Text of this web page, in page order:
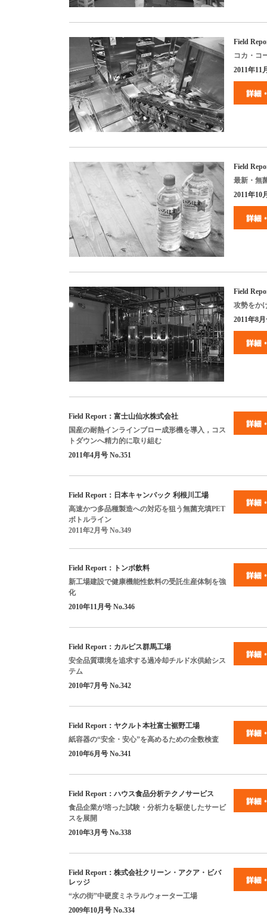
Field
コカ・コ
2011年11
Field
最新・無
2011年10
Field
攻勢をか
2011年8月
Field Report ：富士山仙水株式会社
国産の耐熱インラインブロー成形機を導入，コス
トダウンへ精力的に取り組む
2011年4月号 No.351
Field Report ：日本キャンパック 利根川工場
高速かつ多品種製造への対応を狙う無菌充填PET
ボトルライン
2011年2月号 No.349
Field Report ：トンボ飲料
新工場建設で健康機能性飲料の受託生産体制を強
化
2010年11月号 No.346
Field Report ：カルピス群馬工場
安全品質環境を追求する過冷却チルド水供給シス
テム
2010年7月号 No.342
Field Report ：ヤクルト本社富士裾野工場
紙容器の“安全・安心”を高めるための全数検査
2010年6月号 No.341
Field Report ：ハウス食品分析テクノサービス
食品企業が培った試験・分析力を駆使したサービ
スを展開
2010年3月号 No.338
Field Report ：株式会社クリーン・アクア・ビバ
レッジ
“水の街”中硬度ミネラルウォーター工場
2009年10月号 No.334